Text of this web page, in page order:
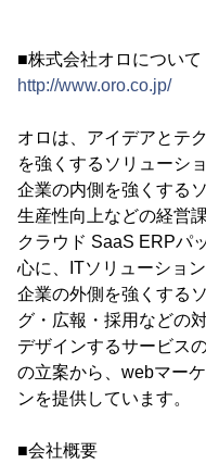
■株式会社オロについて
http://www.oro.co.jp/
オロは、アイデアとテ
を強くするソリューシ
企業の内側を強くする
生産性向上などの経営
クラウド SaaS ERPパ
心に、ITソリューショ
企業の外側を強くする
グ・広報・採用などの
デザインするサービス
の立案から、webマー
ンを提供しています。
■会社概要